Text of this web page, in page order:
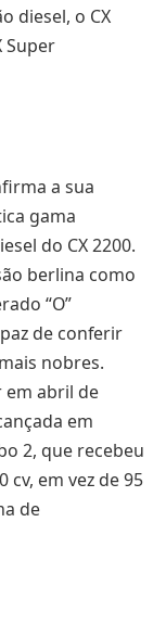
diesel, o CX
Super
a sua
gama
do CX 2200.
berlina como
“O”
de conferir
nobres.
abril de
em
2, que recebeu
cv, em vez de 95
de